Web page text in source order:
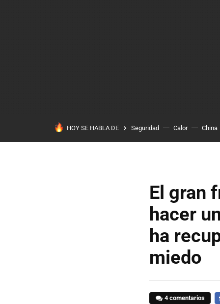
HOY SE HABLA DE Seguridad Calor China
El gran
hacer
ha
miedo
4 comentarios